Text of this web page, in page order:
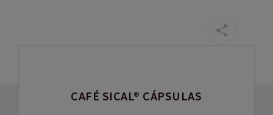
CAFÉ SICAL® CÁPSULAS